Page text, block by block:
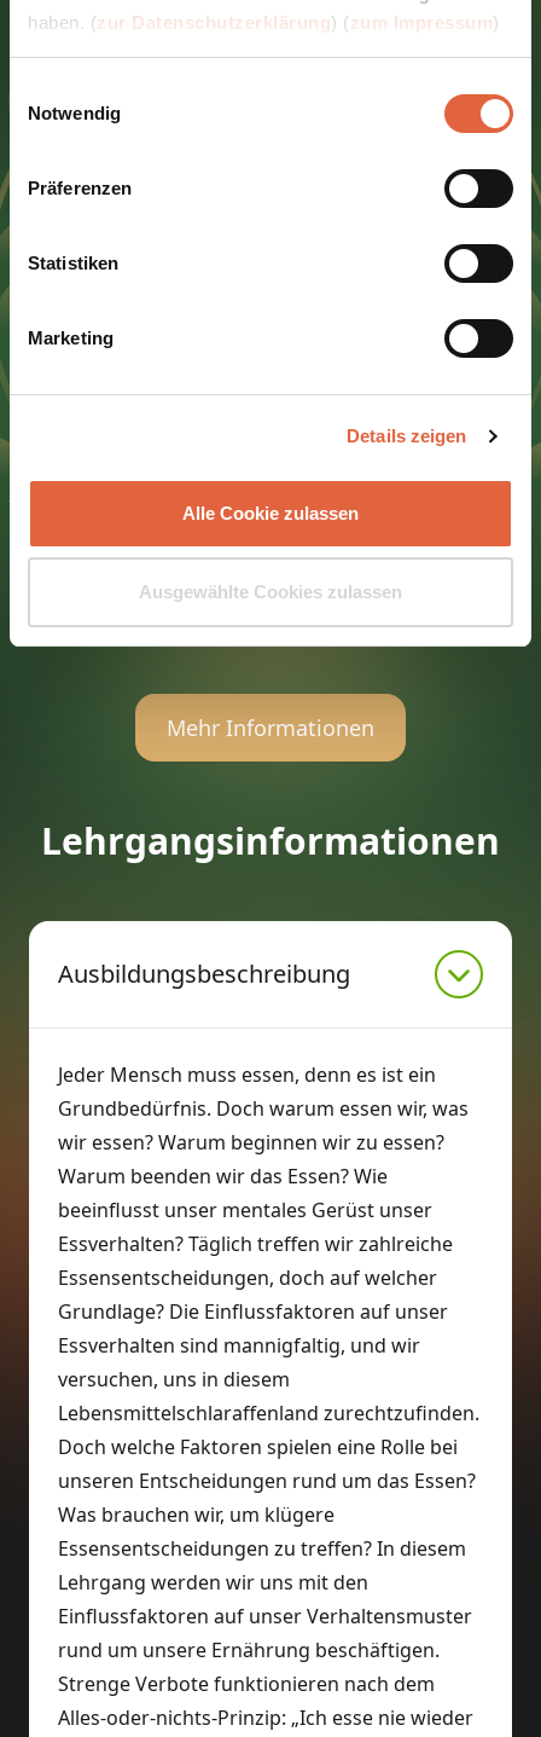
haben. (zur Datenschutzerklärung) (zum Impressum)
Notwendig
Präferenzen
Statistiken
Marketing
Details zeigen
Alle Cookie zulassen
Ausgewählte Cookies zulassen
Learn@Home Premium. Erhalten Sie
Mehr Informationen
Lehrgangsinformationen
Ausbildungsbeschreibung
Jeder Mensch muss essen, denn es ist ein
Grundbedürfnis. Doch warum essen wir, was
wir essen? Warum beginnen wir zu essen?
Warum beenden wir das Essen? Wie
beeinflusst unser mentales Gerüst unser
Essverhalten? Täglich treffen wir zahlreiche
Essensentscheidungen, doch auf welcher
Grundlage? Die Einflussfaktoren auf unser
Essverhalten sind mannigfaltig, und wir
versuchen, uns in diesem
Lebensmittelschlaraffenland zurechtzufinden.
Doch welche Faktoren spielen eine Rolle bei
unseren Entscheidungen rund um das Essen?
Was brauchen wir, um klügere
Essensentscheidungen zu treffen? In diesem
Lehrgang werden wir uns mit den
Einflussfaktoren auf unser Verhaltensmuster
rund um unsere Ernährung beschäftigen.
Strenge Verbote funktionieren nach dem
Alles-oder-nichts-Prinzip: „Ich esse nie wieder